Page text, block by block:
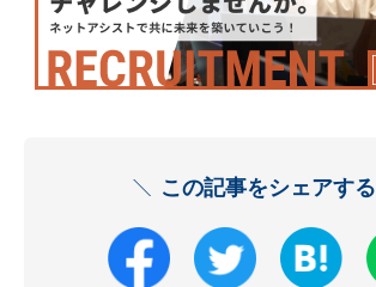
この記事をシェアする